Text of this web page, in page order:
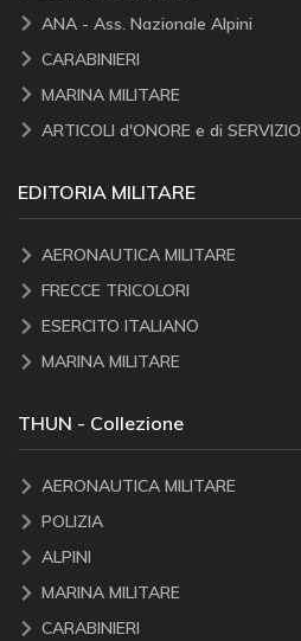
ANA - Ass. Nazionale Alpini
CARABINIERI
MARINA MILITARE
ARTICOLI d'ONORE e di SERVIZIO
EDITORIA MILITARE
AERONAUTICA MILITARE
FRECCE TRICOLORI
ESERCITO ITALIANO
MARINA MILITARE
THUN - Collezione
AERONAUTICA MILITARE
POLIZIA
ALPINI
MARINA MILITARE
CARABINIERI